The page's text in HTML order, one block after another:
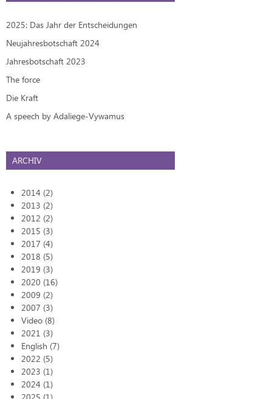
2025: Das Jahr der Entscheidungen
Neujahresbotschaft 2024
Jahresbotschaft 2023
The force
Die Kraft
A speech by Adaliege-Vywamus
ARCHIV
2014 (2)
2013 (2)
2012 (2)
2015 (3)
2017 (4)
2018 (5)
2019 (3)
2020 (16)
2009 (2)
2007 (3)
Video (8)
2021 (3)
English (7)
2022 (5)
2023 (1)
2024 (1)